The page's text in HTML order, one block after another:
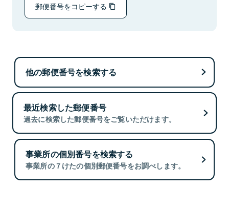
郵便番号をコピーする
他の郵便番号を検索する
最近検索した郵便番号
過去に検索した郵便番号をご覧いただけます。
事業所の個別番号を検索する
事業所の７けたの個別郵便番号をお調べします。